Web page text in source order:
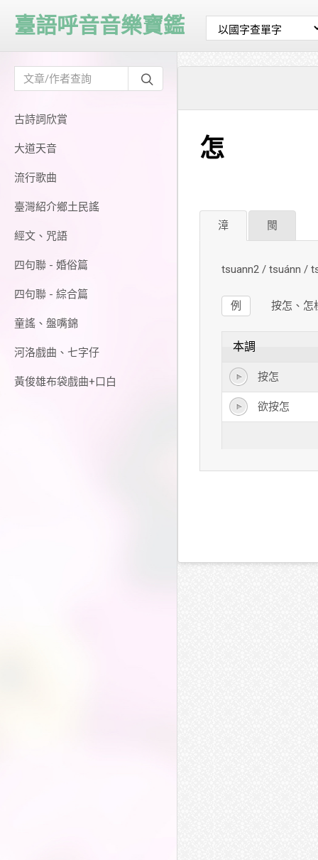
古詩詞欣賞
大道天音
流行歌曲
臺灣紹介鄉土民謠
經文、咒語
四句聯 - 婚俗篇
四句聯 - 綜合篇
童謠、盤嘴錦
河洛戲曲、七字仔
黃俊雄布袋戲曲+口白
臺語呼音音樂寶鑑
怎
漳 閩
tsuann2 / tsuánn /
按怎、怎
例
本調
按怎
欲按怎